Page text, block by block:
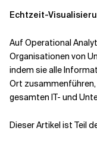
Echtzeit-
Auf Operational
Organisationen von
indem sie alle
Ort
gesamten IT- und
Dieser Artikel ist Teil